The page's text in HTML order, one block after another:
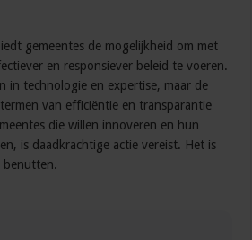
gemeentes de mogelijkheid om met
en responsiever beleid te voeren.
in technologie en expertise, maar de
van efficiëntie en transparantie
die willen innoveren en hun
is daadkrachtige actie vereist. Het is
benutten.